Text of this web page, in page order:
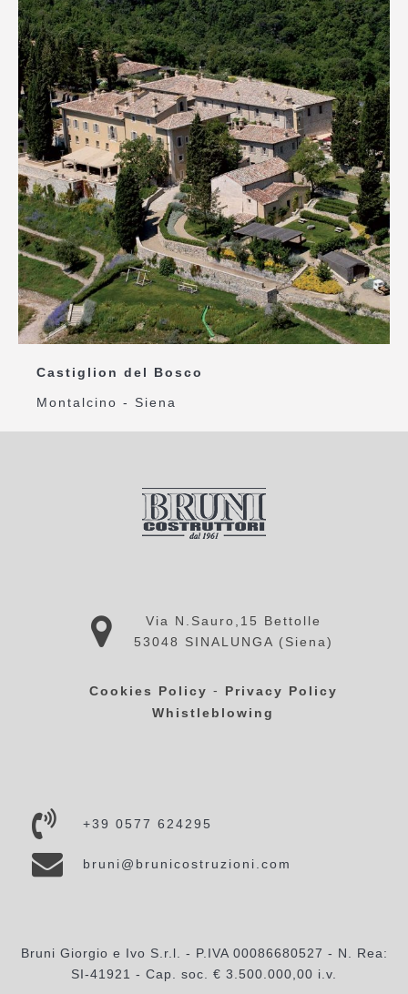
Castiglion del Bosco
Montalcino - Siena
Via N.Sauro,15 Bettolle
53048 SINALUNGA (Siena)
Cookies Policy - Privacy Policy
Whistleblowing
+39 0577 624295
bruni@brunicostruzioni.com
Bruni Giorgio e Ivo S.r.l. - P.IVA 00086680527 - N. Rea:
SI-41921 - Cap. soc. € 3.500.000,00 i.v.